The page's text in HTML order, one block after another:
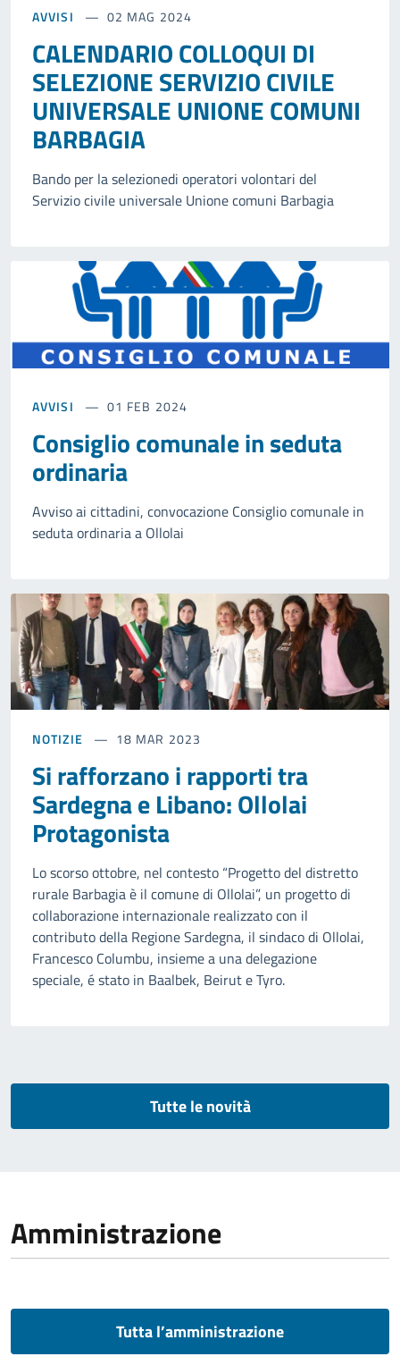
AVVISI 02 MAG 2024
CALENDARIO COLLOQUI DI
SELEZIONE SERVIZIO CIVILE
UNIVERSALE UNIONE COMUNI
BARBAGIA
Bando per la selezionedi operatori volontari del
Servizio civile universale Unione comuni Barbagia
AVVISI 01 FEB 2024
Consiglio comunale in seduta
ordinaria
Avviso ai cittadini, convocazione Consiglio comunale in
seduta ordinaria a Ollolai
NOTIZIE 18 MAR 2023
Si rafforzano i rapporti tra
Sardegna e Libano: Ollolai
Protagonista
Lo scorso ottobre, nel contesto “Progetto del distretto
rurale Barbagia è il comune di Ollolai”, un progetto di
collaborazione internazionale realizzato con il
contributo della Regione Sardegna, il sindaco di Ollolai,
Francesco Columbu, insieme a una delegazione
speciale, é stato in Baalbek, Beirut e Tyro.
Tutte le novità
Amministrazione
Tutta l’amministrazione